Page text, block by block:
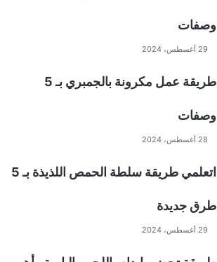
وصفات
29 أغسطس، 2024
طريقة عمل مكرونة بالجمبري بـ 5
وصفات
28 أغسطس، 2024
اتعلمي طريقة سلطة الحمص اللذيذة بـ 5
طرق جديدة
29 أغسطس، 2024